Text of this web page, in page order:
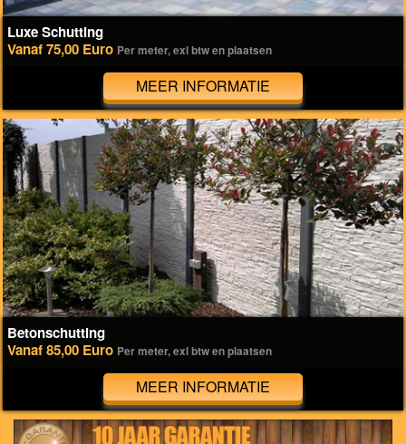
Luxe Schutting
Vanaf 75,00 Euro Per meter, exl btw en plaatsen
MEER INFORMATIE
Betonschutting
Vanaf 85,00 Euro Per meter, exl btw en plaatsen
MEER INFORMATIE